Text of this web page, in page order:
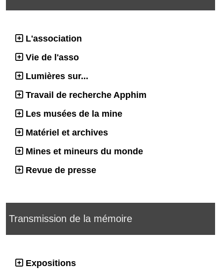
L'association
Vie de l'asso
Lumières sur...
Travail de recherche Apphim
Les musées de la mine
Matériel et archives
Mines et mineurs du monde
Revue de presse
Transmission de la mémoire
Expositions